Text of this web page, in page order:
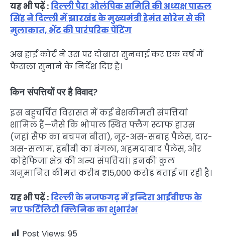
यह भी पढ़ें :दिल्ली पैरा ओलंपिक समिति की अध्यक्ष पारुल
सिंह ने दिल्ली में झारखंड के मुख्यमंत्री हेमंत सोरेन से की
मुलाकात, भेंट की पारंपरिक पेंटिंग
अब हाई कोर्ट ने उस पर दोबारा सुनवाई कर एक वर्ष में
फैसला सुनाने के निर्देश दिए हैं।
किन संपत्तियों पर है विवाद?
इस बहुचर्चित विरासत में कई बेशकीमती संपत्तियां
शामिल हैं—जैसे कि भोपाल स्थित फ्लैग स्टाफ हाउस
(जहां सैफ का बचपन बीता), नूर-अस-सबाह पैलेस, दार-
अस-सलाम, हबीबी का बंगला, अहमदाबाद पैलेस, और
कोहेफिजा क्षेत्र की अन्य संपत्तियां। इनकी कुल
अनुमानित कीमत करीब ₹15,000 करोड़ बताई जा रही है।
यह भी पढ़ें :दिल्ली के नजफगढ़ में इन्दिरा आईवीएफ के
नए फर्टिलिटी क्लिनिक का शुभारंभ
Post Views: 95